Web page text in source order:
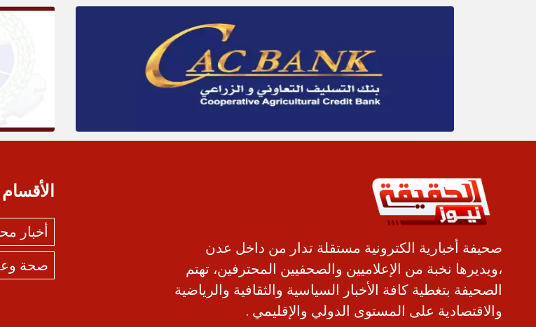
صحيفة أخبارية الكترونية مستقلة تدار من داخل عدن
،ويديرها نخبة من الإعلاميين والصحفيين المحترفين، تهتم
الصحيفة بتغطية كافة الأخبار السياسية والثقافية والرياضية
والاقتصادية على المستوى الدولي والإقليمي .
الأقسام
أخبار
صحة